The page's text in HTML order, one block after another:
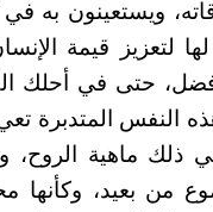
ويستعينون به
لتعزيز قيمة
أفضل، حتى في أحلك
النفس المتدبرة
ماهية الروح،
من بعيد، وكأنها